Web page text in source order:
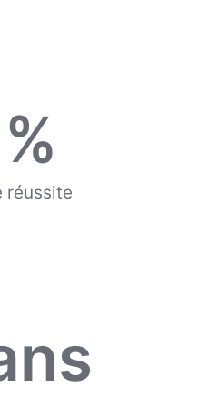
réussite
%